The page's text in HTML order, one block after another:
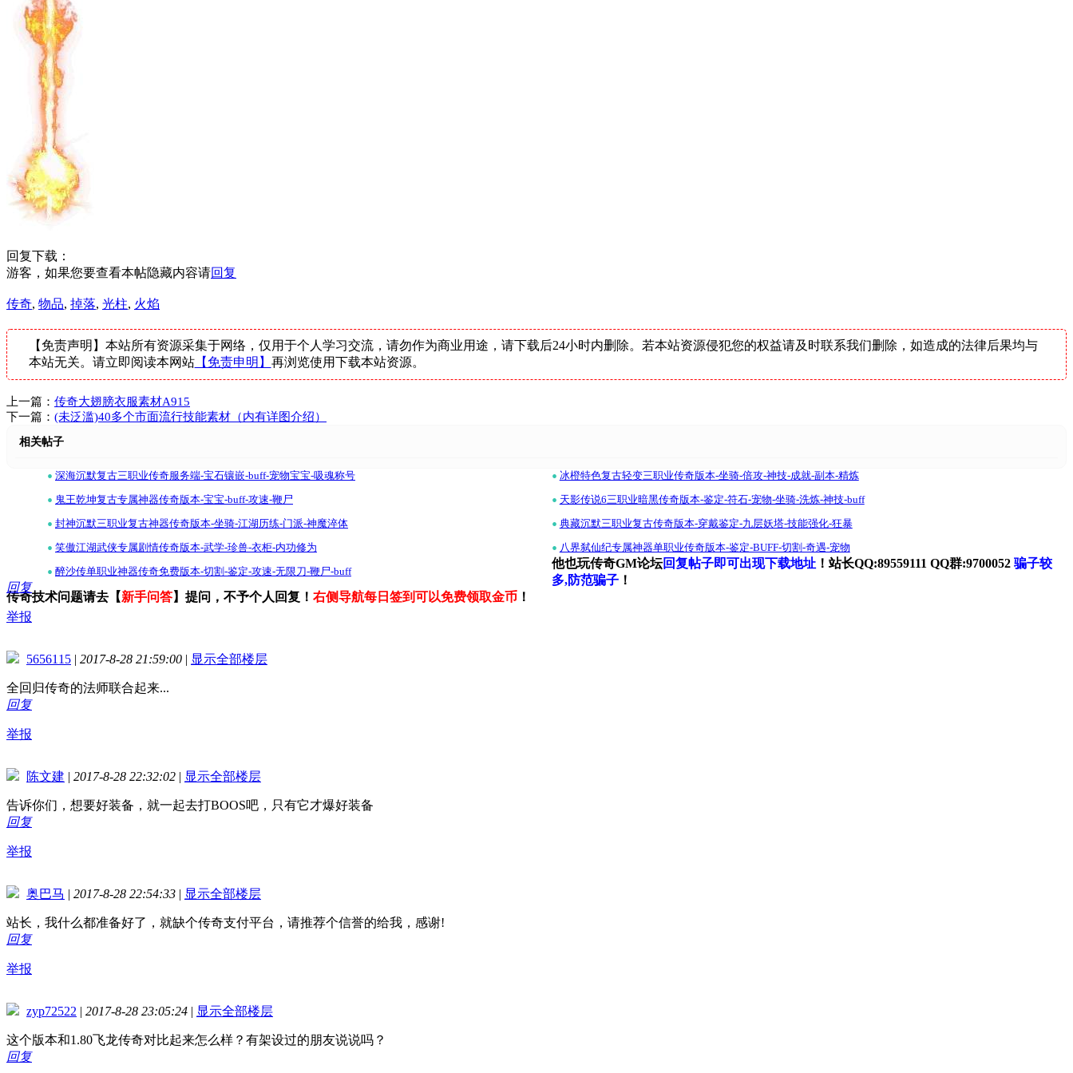
回复下载：
游客，如果您要查看本帖隐藏内容请回复
传奇, 物品, 掉落, 光柱, 火焰
【免责声明】本站所有资源采集于网络，仅用于个人学习交流，请勿作为商业用途，请下载后24小时内删除。若本站资源侵犯您的权益请及时联系我们删除，如造成的法律后果均与
本站无关。请立即阅读本网站【免责申明】 再浏览使用下载本站资源。
上一篇： 传奇大翅膀衣服素材A915
下一篇： (未泛滥)40多个市面流行技能素材（内有详图介绍）
相关帖子
• 深海沉默复古三职业传奇服务端-宝石镶嵌-buff-宠物宝宝-吸魂称号 • 冰橙特色复古轻变三职业传奇版本-坐骑-倍攻-神技-成就-副本-精炼
• 鬼王乾坤复古专属神器传奇版本-宝宝-buff-攻速-鞭尸 • 天影传说6三职业暗黑传奇版本-鉴定-符石-宠物-坐骑-洗炼-神技-buff
• 封神沉默三职业复古神器传奇版本-坐骑-江湖历练-门派-神魔淬体 • 典藏沉默三职业复古传奇版本-穿戴鉴定-九层妖塔-技能强化-狂暴
• 笑傲江湖武侠专属剧情传奇版本-武学-珍兽-衣柜-内功修为 • 八界弑仙纪专属神器单职业传奇版本-鉴定-BUFF-切割-奇遇-宠物
• 醉沙传单职业神器传奇免费版本-切割-鉴定-攻速-无限刀-鞭尸-buff
他也玩传奇GM论坛回复帖子即可出现下载地址！站长QQ:89559111 QQ群:9700052 骗子较
多,防范骗子！
传奇技术问题请去【新手问答】提问，不予个人回复！ 右侧导航每日签到可以免费领取金币 ！
回复
举报
5656115 | 2017-8-28 21:59:00 | 显示全部楼层
全回归传奇的法师联合起来...
回复
举报
陈文建 | 2017-8-28 22:32:02 | 显示全部楼层
告诉你们，想要好装备，就一起去打BOOS吧，只有它才爆好装备
回复
举报
奥巴马 | 2017-8-28 22:54:33 | 显示全部楼层
站长，我什么都准备好了，就缺个传奇支付平台，请推荐个信誉的给我，感谢!
回复
举报
zyp72522 | 2017-8-28 23:05:24 | 显示全部楼层
这个版本和1.80飞龙传奇对比起来怎么样？有架设过的朋友说说吗？
回复